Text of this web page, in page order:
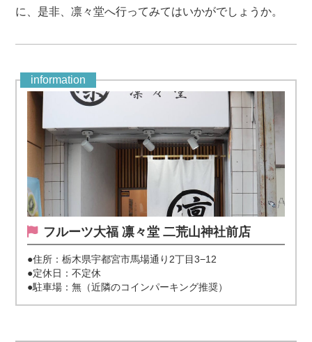
に、是非、凛々堂へ行ってみてはいかがでしょうか。
information
フルーツ大福 凛々堂 二荒山神社前店
●住所：栃木県宇都宮市馬場通り2丁目3−12
●定休日：不定休
●駐車場：無（近隣のコインパーキング推奨）